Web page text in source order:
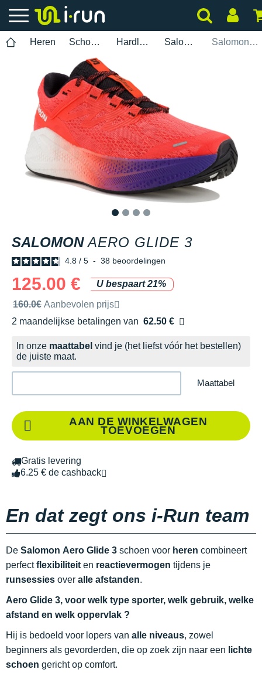
Heren Schoenen Hardlopen Salomon Salomon Aero Glide 3
SALOMON AERO GLIDE 3
4.8 / 5 - 38 beoordelingen
125.00 €
U bespaart 21%
Door het merk aanbevolen verkoopprijs
160.0€ Aanbevolen prijs
2 maandelijkse betalingen van 62.50 €
zonder kosten
In onze maattabel vind je (het liefst vóór het bestellen)
de juiste maat.
Maattabel
AAN DE WINKELWAGEN
TOEVOEGEN
Gratis levering
6.25 € de cashback
En dat zegt ons i-Run team
De Salomon Aero Glide 3 schoen voor heren combineert
perfectflexibiliteit en reactievermogen tijdens je
runsessies over alle afstanden.
Aero Glide 3, voor welk type sporter, welk gebruik, welke
afstand en welk oppervlak ?
Hij is bedoeld voor lopers van alle niveaus, zowel
beginners als gevorderden, die op zoek zijn naar een lichte
schoen gericht op comfort.